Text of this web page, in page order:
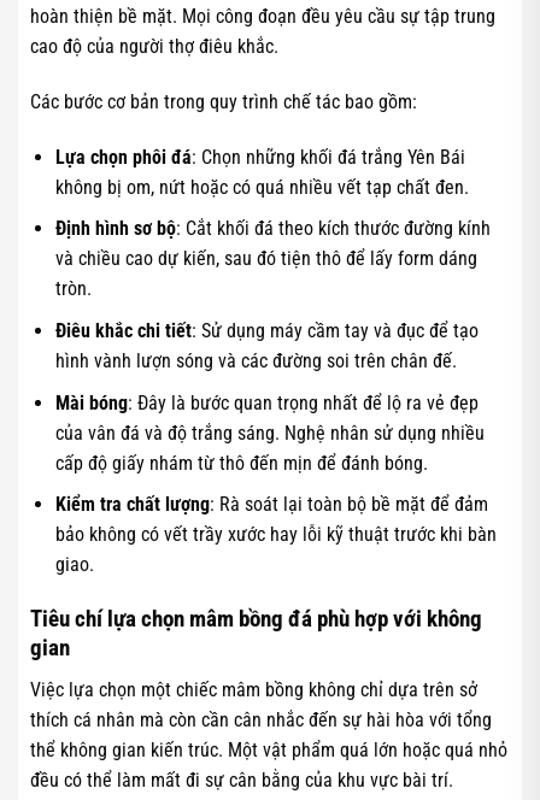
hoàn thiện bề mặt. Mọi công đoạn đều yêu cầu sự tập trung
cao độ của người thợ điêu khắc.
Các bước cơ bản trong quy trình chế tác bao gồm:
Lựa chọn phôi đá: Chọn những khối đá trắng Yên Bái
không bị om, nứt hoặc có quá nhiều vết tạp chất đen.
Định hình sơ bộ: Cắt khối đá theo kích thước đường kính
và chiều cao dự kiến, sau đó tiện thô để lấy form dáng
tròn.
Điêu khắc chi tiết: Sử dụng máy cầm tay và đục để tạo
hình vành lượn sóng và các đường soi trên chân đế.
Mài bóng: Đây là bước quan trọng nhất để lộ ra vẻ đẹp
của vân đá và độ trắng sáng. Nghệ nhân sử dụng nhiều
cấp độ giấy nhám từ thô đến mịn để đánh bóng.
Kiểm tra chất lượng: Rà soát lại toàn bộ bề mặt để đảm
bảo không có vết trầy xước hay lỗi kỹ thuật trước khi bàn
giao.
Tiêu chí lựa chọn mâm bồng đá phù hợp với không
gian
Việc lựa chọn một chiếc mâm bồng không chỉ dựa trên sở
thích cá nhân mà còn cần cân nhắc đến sự hài hòa với tổng
thể không gian kiến trúc. Một vật phẩm quá lớn hoặc quá nhỏ
đều có thể làm mất đi sự cân bằng của khu vực bài trí.